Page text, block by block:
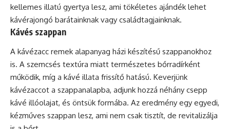
kellemes illatú gyertya lesz, ami tökéletes ajándék lehet
kávérajongó barátainknak vagy családtagjainknak.
Kávés szappan
A kávézacc remek alapanyag házi készítésű szappanokhoz
is. A szemcsés textúra miatt természetes bőrradírként
működik, míg a kávé illata frissítő hatású. Keverjünk
kávézaccot a szappanalapba, adjunk hozzá néhány csepp
kávé illóolajat, és öntsük formába. Az eredmény egy egyedi,
kézműves szappan lesz, ami nem csak tisztít, de revitalizálja